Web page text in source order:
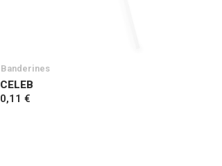
Banderines
CELEB
0,11 €